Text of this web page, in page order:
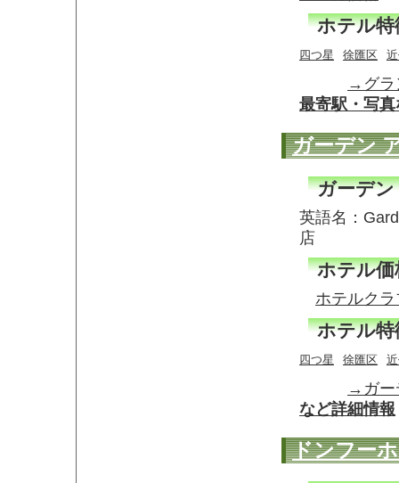
ホテル特
四つ星 徐匯区
→グラ
最寄駅・写
ガーデン
ガーデ
英語名：
店
ホテル価
ホテルク
ホテル特
四つ星 徐匯区
→ガー
など詳細情報
ドンフー